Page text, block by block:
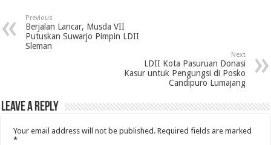
Previous
Berjalan Lancar, Musda VII
Putuskan Suwarjo Pimpin LDII
Sleman
Next
LDII Kota Pasuruan Donasi
Kasur untuk Pengungsi di Posko
Candipuro Lumajang
Leave a Reply
Your email address will not be published. Required fields are marked
*